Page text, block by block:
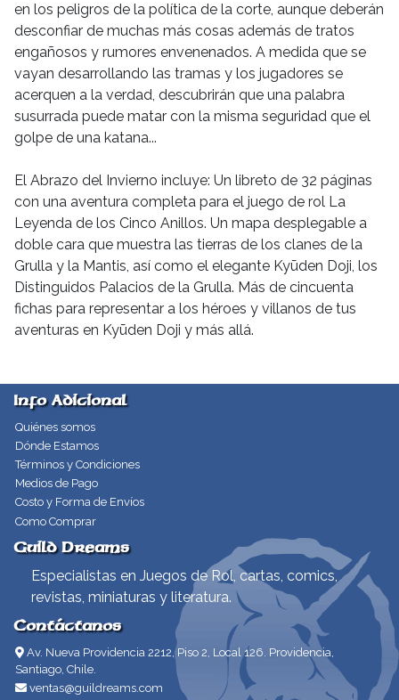
en los peligros de la política de la corte, aunque deberán
desconfiar de muchas más cosas además de tratos
engañosos y rumores envenenados. A medida que se
vayan desarrollando las tramas y los jugadores se
acerquen a la verdad, descubrirán que una palabra
susurrada puede matar con la misma seguridad que el
golpe de una katana...
El Abrazo del Invierno incluye: Un libreto de 32 páginas
con una aventura completa para el juego de rol La
Leyenda de los Cinco Anillos. Un mapa desplegable a
doble cara que muestra las tierras de los clanes de la
Grulla y la Mantis, así como el elegante Kyūden Doji, los
Distinguidos Palacios de la Grulla. Más de cincuenta
fichas para representar a los héroes y villanos de tus
aventuras en Kyūden Doji y más allá.
Info Adicional
Quiénes somos
Dónde Estamos
Términos y Condiciones
Medios de Pago
Costo y Forma de Envíos
Como Comprar
Guild Dreams
Especialistas en Juegos de Rol, cartas, comics,
revistas, miniaturas y literatura.
Contáctanos
Av. Nueva Providencia 2212, Piso 2, Local 126. Providencia,
Santiago, Chile.
ventas@guildreams.com